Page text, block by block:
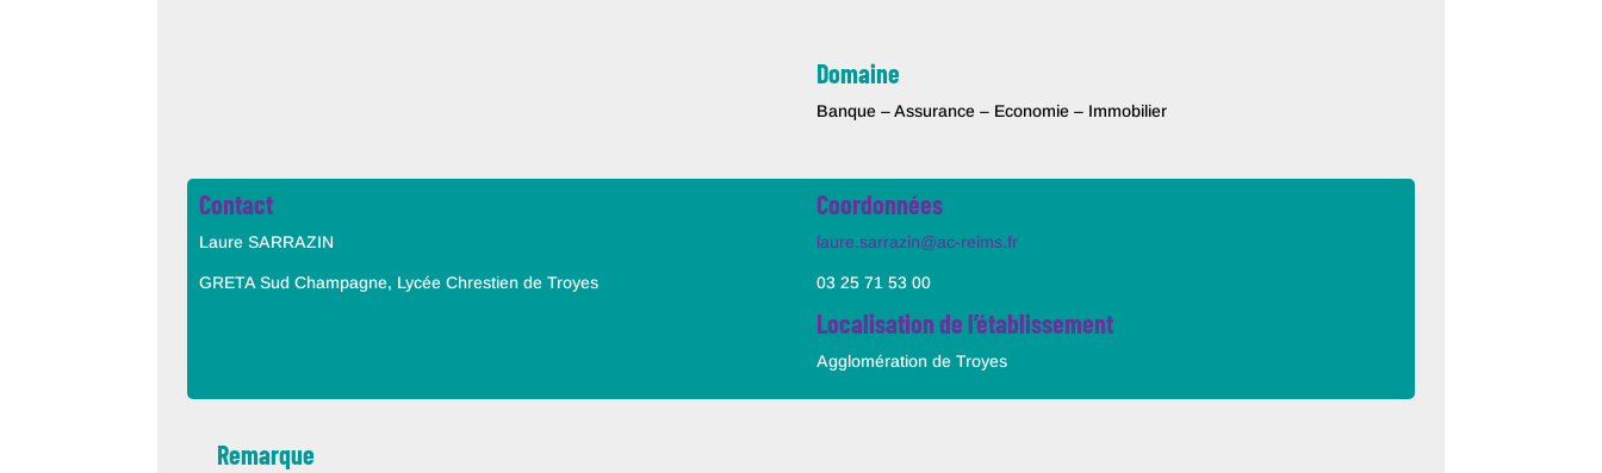
Domaine
Banque – Assurance – Economie – Immobilier
Contact
Laure SARRAZIN
GRETA Sud Champagne, Lycée Chrestien de Troyes
Coordonnées
laure.sarrazin@ac-reims.fr
03 25 71 53 00
Localisation de l’établissement
Agglomération de Troyes
Remarque